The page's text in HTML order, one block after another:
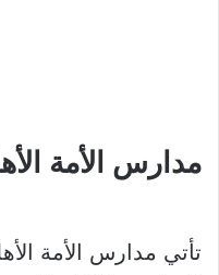
مدارس الأمة
تأتي مدارس الأمة